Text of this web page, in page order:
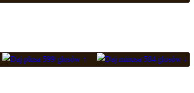
599 głosów ↑ 584 głosów ↓